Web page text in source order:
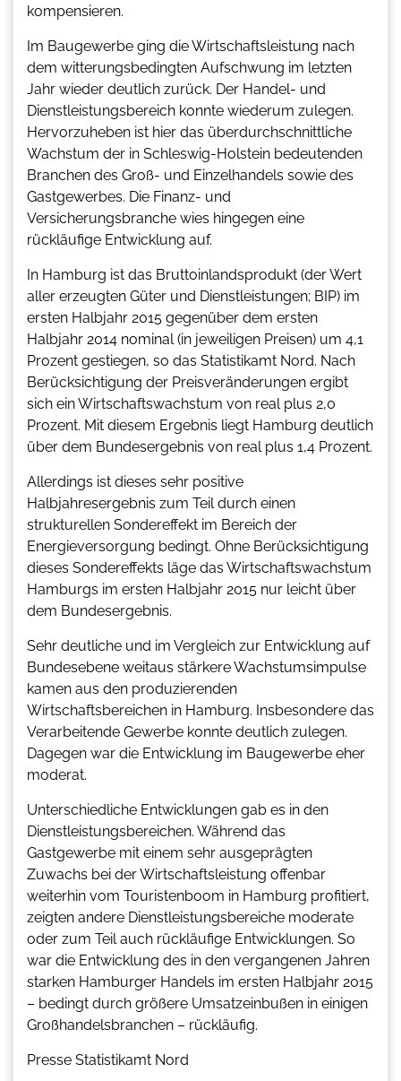
kompensieren.
Im Baugewerbe ging die Wirtschaftsleistung nach
dem witterungsbedingten Aufschwung im letzten
Jahr wieder deutlich zurück. Der Handel- und
Dienstleistungsbereich konnte wiederum zulegen.
Hervorzuheben ist hier das überdurchschnittliche
Wachstum der in Schleswig-Holstein bedeutenden
Branchen des Groß- und Einzelhandels sowie des
Gastgewerbes. Die Finanz- und
Versicherungsbranche wies hingegen eine
rückläufige Entwicklung auf.
In Hamburg ist das Bruttoinlandsprodukt (der Wert
aller erzeugten Güter und Dienstleistungen; BIP) im
ersten Halbjahr 2015 gegenüber dem ersten
Halbjahr 2014 nominal (in jeweiligen Preisen) um 4,1
Prozent gestiegen, so das Statistikamt Nord. Nach
Berücksichtigung der Preisveränderungen ergibt
sich ein Wirtschaftswachstum von real plus 2,0
Prozent. Mit diesem Ergebnis liegt Hamburg deutlich
über dem Bundesergebnis von real plus 1,4 Prozent.
Allerdings ist dieses sehr positive
Halbjahresergebnis zum Teil durch einen
strukturellen Sondereffekt im Bereich der
Energieversorgung bedingt. Ohne Berücksichtigung
dieses Sondereffekts läge das Wirtschaftswachstum
Hamburgs im ersten Halbjahr 2015 nur leicht über
dem Bundesergebnis.
Sehr deutliche und im Vergleich zur Entwicklung auf
Bundesebene weitaus stärkere Wachstumsimpulse
kamen aus den produzierenden
Wirtschaftsbereichen in Hamburg. Insbesondere das
Verarbeitende Gewerbe konnte deutlich zulegen.
Dagegen war die Entwicklung im Baugewerbe eher
moderat.
Unterschiedliche Entwicklungen gab es in den
Dienstleistungsbereichen. Während das
Gastgewerbe mit einem sehr ausgeprägten
Zuwachs bei der Wirtschaftsleistung offenbar
weiterhin vom Touristenboom in Hamburg profitiert,
zeigten andere Dienstleistungsbereiche moderate
oder zum Teil auch rückläufige Entwicklungen. So
war die Entwicklung des in den vergangenen Jahren
starken Hamburger Handels im ersten Halbjahr 2015
– bedingt durch größere Umsatzeinbußen in einigen
Großhandelsbranchen – rückläufig.
Presse Statistikamt Nord